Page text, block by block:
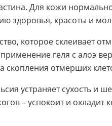
Для кожи
здоровья, красоты и
которое склеивает
геля с алоэ
скопления отмерших
устраняет сухость и
– успокоит и охладит